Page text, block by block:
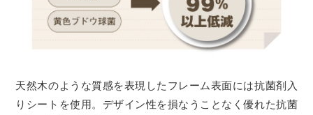
天然木のような質感を表現したフレーム表面には抗菌剤入
りシートを使用。デザイン性を損なうことなく優れた抗菌